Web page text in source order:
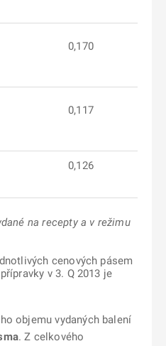
0,170
0,117
0,126
na recepty a v režimu
cenových pásem
v 3. Q 2013 je
objemu vydaných balení
. Z celkového